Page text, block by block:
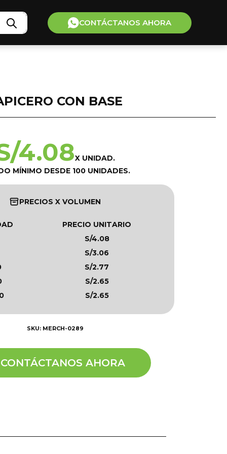
CONTÁCTANOS AHORA
CON BASE
4.08X UNIDAD.
MÍNIMO DESDE 100 UNIDADES.
PRECIOS X VOLUMEN
PRECIO UNITARIO
S/4.08
S/3.06
S/2.77
S/2.65
S/2.65
SKU: MERCH-0289
CONTÁCTANOS AHORA